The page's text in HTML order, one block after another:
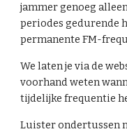
jammer genoeg
periodes gedurende
permanente FM-
We laten je via de
voorhand weten
tijdelijke frequentie
Luister ondertussen